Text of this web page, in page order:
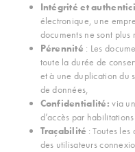
Intégrité et
électronique, une
documents ne sont plus
Pérennité : Les
toute la durée de
et à une duplication du
de données,
Confidentialité:via
d’accès par habilitations
Traçabilité : Toutes
des utilisateurs